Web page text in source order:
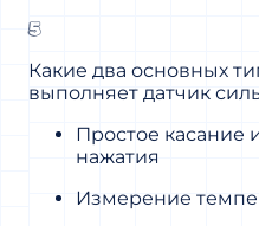
5
Какие два основных
выполняет датчик
Простое касание
нажатия
Измерение